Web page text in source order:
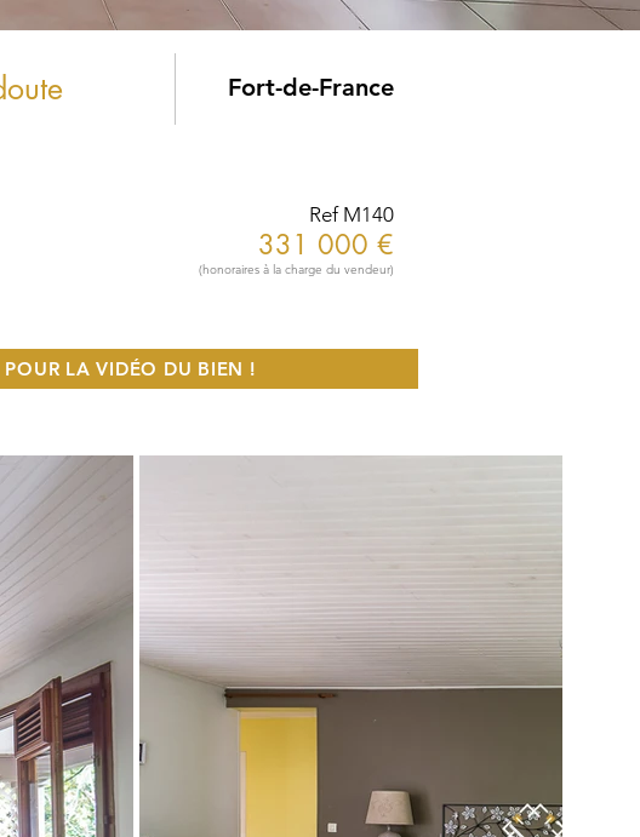
Fort-de-France
Ref M140
331 000 €
(honoraires à la charge du vendeur)
LA VIDÉO DU BIEN !